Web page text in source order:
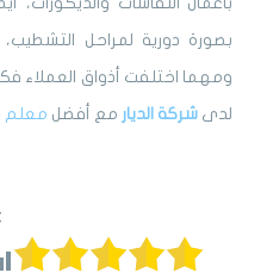
بصورة دورية لمراحل التشطيب،
ومهما اختلفت أذواق العملاء
لدى شركة الديار مع أفضل معلم